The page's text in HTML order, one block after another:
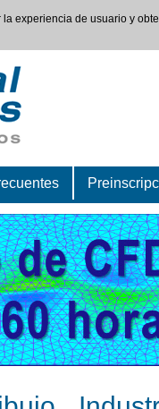
experiencia de usuario y